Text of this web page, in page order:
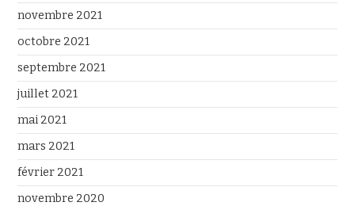
novembre 2021
octobre 2021
septembre 2021
juillet 2021
mai 2021
mars 2021
février 2021
novembre 2020